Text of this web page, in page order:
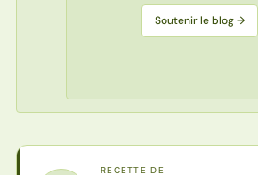
Soutenir le blog →
RECETTE DE